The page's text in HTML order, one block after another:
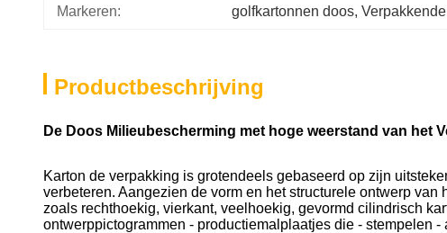
Markeren: golfkartonnen doos,
Productbeschrijving
De Doos Milieubescherming met hoge weerstand van het
Karton de verpakking is grotendeels gebaseerd op zijn
verbeteren. Aangezien de vorm en het structurele ontwerp
zoals rechthoekig, vierkant, veelhoekig, gevormd cilindrisch
ontwerppictogrammen - productiemalplaatjes die - stempelen